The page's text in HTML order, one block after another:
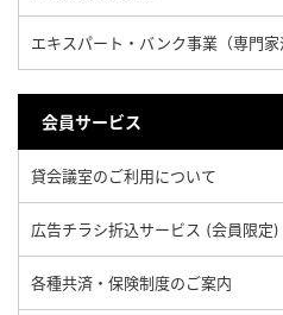
エキスパート・バンク事業（専門家
会員サービス
貸会議室のご利用について
広告チラシ折込サービス (会員限定)
各種共済・保険制度のご案内